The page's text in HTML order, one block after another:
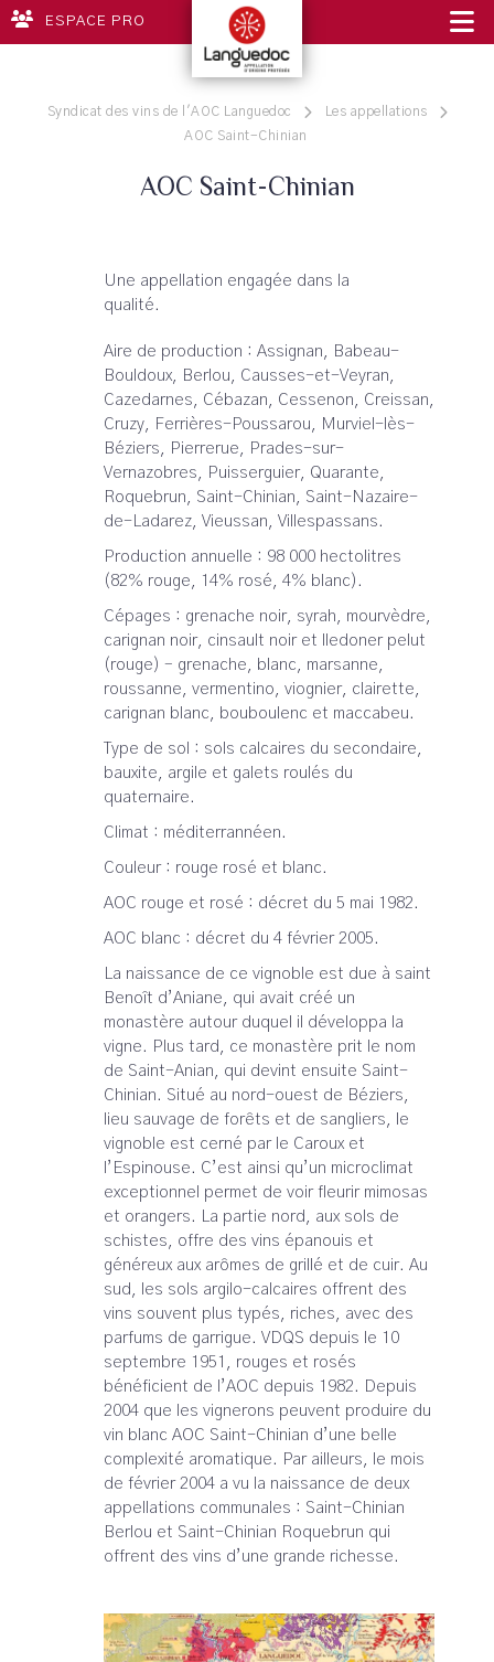
ESPACE PRO
Syndicat des vins de l'AOC Languedoc
Les appellations
AOC Saint-Chinian
AOC Saint-Chinian
Une appellation engagée dans la
qualité.
Aire de production : Assignan, Babeau-
Bouldoux, Berlou, Causses-et-Veyran,
Cazedarnes, Cébazan, Cessenon, Creissan,
Cruzy, Ferrières-Poussarou, Murviel-lès-
Béziers, Pierrerue, Prades-sur-
Vernazobres, Puisserguier, Quarante,
Roquebrun, Saint-Chinian, Saint-Nazaire-
de-Ladarez, Vieussan, Villespassans.
Production annuelle : 98 000 hectolitres
(82% rouge, 14% rosé, 4% blanc).
Cépages : grenache noir, syrah, mourvèdre,
carignan noir, cinsault noir et lledoner pelut
(rouge) – grenache, blanc, marsanne,
roussanne, vermentino, viognier, clairette,
carignan blanc, bouboulenc et maccabeu.
Type de sol : sols calcaires du secondaire,
bauxite, argile et galets roulés du
quaternaire.
Climat : méditerrannéen.
Couleur : rouge rosé et blanc.
AOC rouge et rosé : décret du 5 mai 1982.
AOC blanc : décret du 4 février 2005.
La naissance de ce vignoble est due à saint
Benoît d’Aniane, qui avait créé un
monastère autour duquel il développa la
vigne. Plus tard, ce monastère prit le nom
de Saint-Anian, qui devint ensuite Saint-
Chinian. Situé au nord-ouest de Béziers,
lieu sauvage de forêts et de sangliers, le
vignoble est cerné par le Caroux et
l’Espinouse. C’est ainsi qu’un microclimat
exceptionnel permet de voir fleurir mimosas
et orangers. La partie nord, aux sols de
schistes, offre des vins épanouis et
généreux aux arômes de grillé et de cuir. Au
sud, les sols argilo-calcaires offrent des
vins souvent plus typés, riches, avec des
parfums de garrigue. VDQS depuis le 10
septembre 1951, rouges et rosés
bénéficient de l’AOC depuis 1982. Depuis
2004 que les vignerons peuvent produire du
vin blanc AOC Saint-Chinian d’une belle
complexité aromatique. Par ailleurs, le mois
de février 2004 a vu la naissance de deux
appellations communales : Saint-Chinian
Berlou et Saint-Chinian Roquebrun qui
offrent des vins d’une grande richesse.